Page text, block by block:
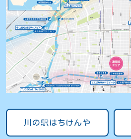
川の駅はちけんや